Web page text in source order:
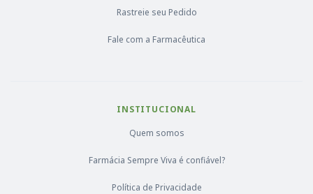
Rastreie seu Pedido
Fale com a Farmacêutica
INSTITUCIONAL
Quem somos
Farmácia Sempre Viva é confiável?
Política de Privacidade